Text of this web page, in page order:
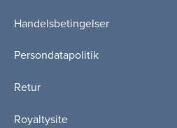
Handelsbetingelser
Persondatapolitik
Retur
Royaltysite